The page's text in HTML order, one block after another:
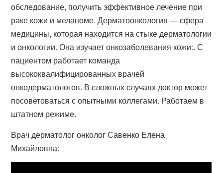
обследование, получить эффективное лечение при
раке кожи и меланоме. Дерматоонкология — сфера
медицины, которая находится на стыке дерматологии
и онкологии. Она изучает онкозаболевания кожи:. С
пациентом работает команда
высококвалифицированных врачей
онкодерматологов. В сложных случаях доктор может
посоветоваться с опытными коллегами. Работаем в
штатном режиме.
Врач дерматолог онколог Савенко Елена
Михайловна: